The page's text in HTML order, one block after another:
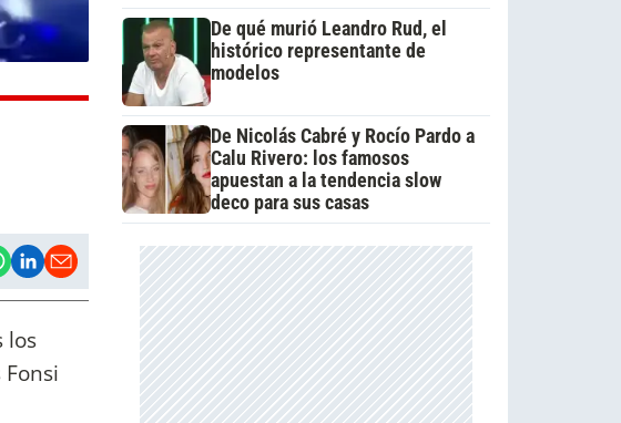
los
De qué murió Leandro Rud, el
histórico representante de
modelos
De Nicolás Cabré y Rocío Pardo a
Calu Rivero: los famosos
apuestan a la tendencia slow
deco para sus casas